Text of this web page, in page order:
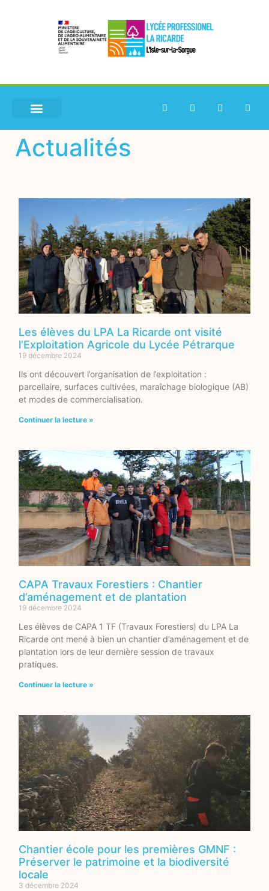
Actualités
Les élèves du LPA La Ricarde ont visité
l’Exploitation Agricole du Lycée Pétrarque
19 décembre 2024
Ils ont découvert l’organisation de l’exploitation :
parcellaire, surfaces cultivées, maraîchage biologique (AB)
et modes de commercialisation.
Continuer la lecture »
CAPA Travaux Forestiers : Chantier
d’aménagement et de plantation
19 décembre 2024
Les élèves de CAPA 1 TF (Travaux Forestiers) du LPA La
Ricarde ont mené à bien un chantier d’aménagement et de
plantation lors de leur dernière session de travaux
pratiques.
Continuer la lecture »
Chantier école pour les premières GMNF :
Préserver le patrimoine et la biodiversité
locale
3 décembre 2024